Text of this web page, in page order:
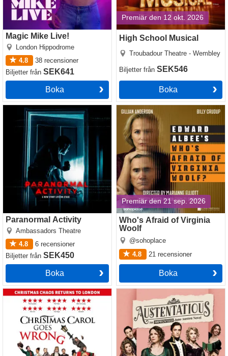
Magic Mike Live!
London Hippodrome
4.8
38 recensioner
Biljetter från SEK641
Boka
Premiär den 12 okt. 2026
High School Musical
Troubadour Theatre - Wembley
BiljetterfrånSEK546
Boka
Paranormal Activity
Ambassadors Theatre
4.8
6 recensioner
Biljetter från SEK450
Boka
Paranormal Activity
Premiär den 21 sep. 2026
Who's Afraid of Virginia
Woolf
@sohoplace
4.8
21 recensioner
Boka
Who's Afraid of Virginia Woolf
Christmas Carol Goes Wrong